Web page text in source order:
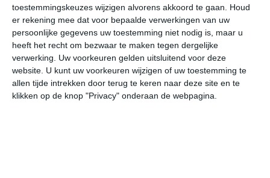
toestemmingskeuzes wijzigen alvorens akkoord te gaan.
Houd
er rekening mee dat voor bepaalde verwerkingen van uw
persoonlijke gegevens uw toestemming niet nodig is, maar u
heeft het recht om bezwaar te maken tegen dergelijke
verwerking. Uw voorkeuren gelden uitsluitend voor deze
website. U kunt uw voorkeuren wijzigen of uw toestemming te
allen tijde intrekken door terug te keren naar deze site en te
klikken op de knop "Privacy" onderaan de webpagina.
21:00 00:00 03:00 06:00 09:00
21:00 00:00 03:00 06:00 09:00